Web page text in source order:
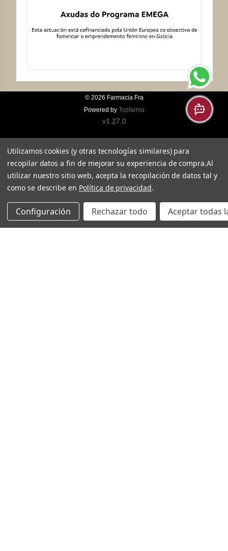
© 2026 Farmacia Fra
Powered by Topfarma
v1.27.0
Utilizamos cookies (y otras tecnologías similares) para
recopilar datos a fin de mejorar su experiencia de compra.Al
utilizar nuestro sitio web, acepta la recopilación de datos tal y
como se describe en Política de privacidad.
Configuración Rechazar todo Aceptar todas